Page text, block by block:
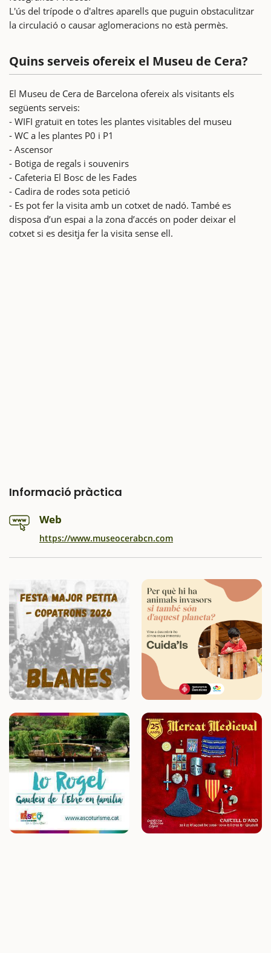
L'ús del trípode o d'altres aparells que puguin obstaculitzar
la circulació o causar aglomeracions no està permès.
Quins serveis ofereix el Museu de Cera?
El Museu de Cera de Barcelona ofereix als visitants els
següents serveis:
- WIFI gratuït en totes les plantes visitables del museu
- WC a les plantes P0 i P1
- Ascensor
- Botiga de regals i souvenirs
- Cafeteria El Bosc de les Fades
- Cadira de rodes sota petició
- Es pot fer la visita amb un cotxet de nadó. També es
disposa d’un espai a la zona d’accés on poder deixar el
cotxet si es desitja fer la visita sense ell.
Informació pràctica
Web
https://www.museocerabcn.com